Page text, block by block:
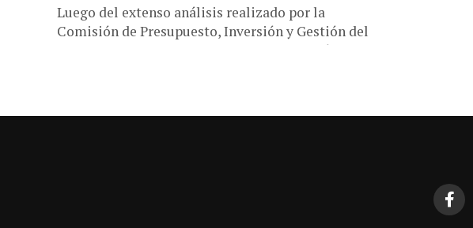
Luego del extenso análisis realizado por la
Comisión de Presupuesto, Inversión y Gestión del
CORE, el pleno del cuerpo colegiado aprobó $212